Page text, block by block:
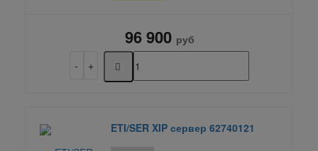
96 900 руб
ETI/SER XIP сервер 62740121